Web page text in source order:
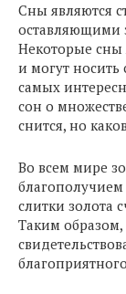
Сны являются
оставляющими
Некоторые сны
и могут
самых
сон о
снится, но
Во всем мире
слитки золота
Таким образом,